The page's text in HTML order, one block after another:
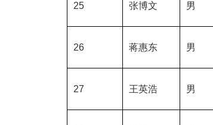
25 张博文 男
26 蒋惠东 男
27 王英浩 男